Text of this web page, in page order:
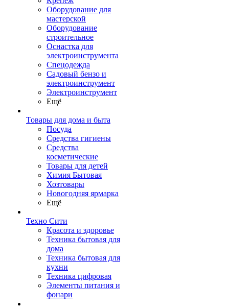
Оборудование для
мастерской
Оборудование
строительное
Оснастка для
электроинструмента
Спецодежда
Садовый бензо и
электроинструмент
Электроинструмент
Ещё
Товары для дома и быта
Посуда
Средства гигиены
Средства
косметические
Товары для детей
Химия Бытовая
Хозтовары
Новогодняя ярмарка
Ещё
Техно Сити
Красота и здоровье
Техника бытовая для
дома
Техника бытовая для
кухни
Техника цифровая
Элементы питания и
фонари